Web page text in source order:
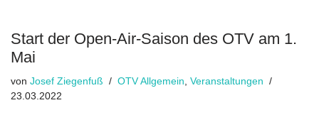
Start der Open-Air-Saison des OTV am 1.
Mai
von Josef Ziegenfuß OTV Allgemein, Veranstaltungen
23.03.2022